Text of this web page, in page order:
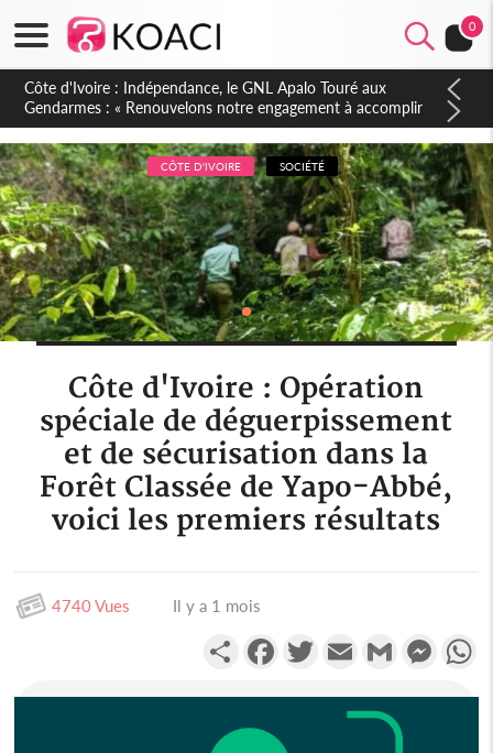
0
Sierra Leone : Un projet de réforme constitutionnelle en
gestation, points clés des amendements, un exclu d'avance
CÔTE D'IVOIRE SOCIÉTÉ
Côte d'Ivoire : Opération
spéciale de déguerpissement
et de sécurisation dans la
Forêt Classée de Yapo-Abbé,
voici les premiers résultats
4740 Vues Il y a 1 mois
PartagerFacebookTwitterEmail Gmail